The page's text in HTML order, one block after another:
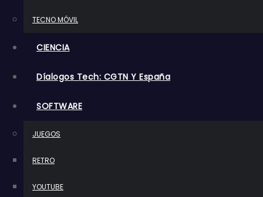
TECNO MÓVIL
CIENCIA
Díalogos Tech: CGTN Y España
SOFTWARE
JUEGOS
RETRO
YOUTUBE